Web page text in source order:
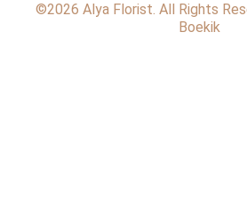
©2026 Alya Florist. All Rights
Boekik